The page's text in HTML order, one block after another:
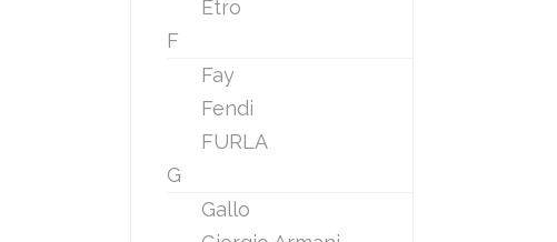
Etro
F
Fay
Fendi
FURLA
G
Gallo